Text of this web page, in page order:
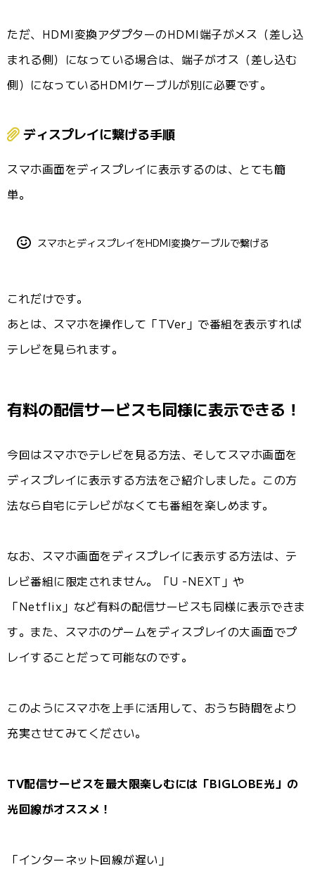
ただ、HDMI変換アダプターのHDMI端子がメス（差し込
まれる側）になっている場合は、端子がオス（差し込む
側）になっているHDMIケーブルが別に必要です。
ディスプレイに繋げる手順
スマホ画面をディスプレイに表示するのは、とても簡
単。
スマホとディスプレイをHDMI変換ケーブルで繋げる
これだけです。
あとは、スマホを操作して「TVer」で番組を表示すれば
テレビを見られます。
有料の配信サービスも同様に表示できる！
今回はスマホでテレビを見る方法、そしてスマホ画面を
ディスプレイに表示する方法をご紹介しました。この方
法なら自宅にテレビがなくても番組を楽しめます。
なお、スマホ画面をディスプレイに表示する方法は、テ
レビ番組に限定されません。「U -NEXT」や
「Netflix」など有料の配信サービスも同様に表示できま
す。また、スマホのゲームをディスプレイの大画面でプ
レイすることだって可能なのです。
このようにスマホを上手に活用して、おうち時間をより
充実させてみてください。
TV配信サービスを最大限楽しむには「BIGLOBE光」の
光回線がオススメ！
「インターネット回線が遅い」